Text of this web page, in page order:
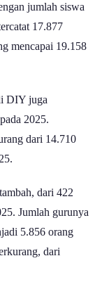
jumlah siswa
17.877
mencapai 19.158
DIY juga
2025.
dari 14.710
dari 422
Jumlah gurunya
5.856 orang
dari